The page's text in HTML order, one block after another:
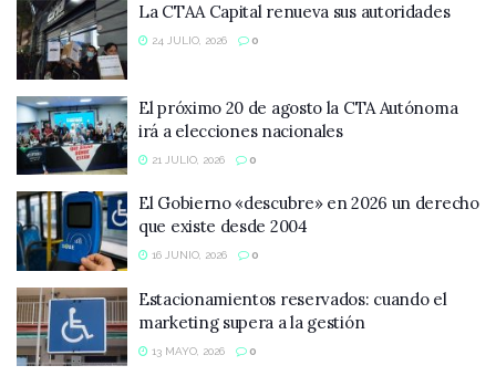
La CTAA Capital renueva sus autoridades
24 JULIO, 2026 0
El próximo 20 de agosto la CTA Autónoma
irá a elecciones nacionales
21 JULIO, 2026 0
El Gobierno «descubre» en 2026 un derecho
que existe desde 2004
16 JUNIO, 2026 0
Estacionamientos reservados: cuando el
marketing supera a la gestión
13 MAYO, 2026 0